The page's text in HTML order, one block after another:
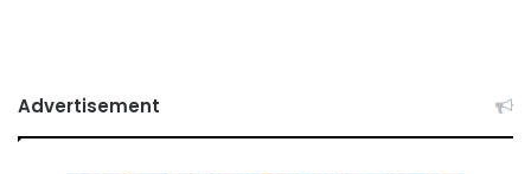
Advertisement